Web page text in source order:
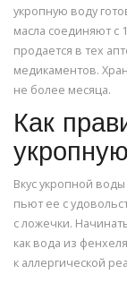
укропную воду
масла соединяют с
продается в тех
медикаментов.
не более месяца.
Как
Вкус укропной
пьют ее с
с ложечки.
как вода из
к аллергической